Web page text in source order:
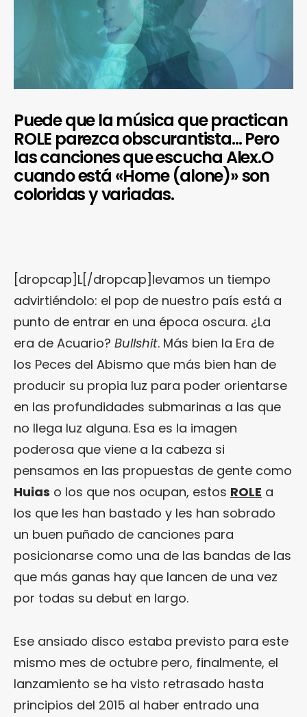
Puede que la música que practican
ROLE parezca obscurantista… Pero
las canciones que escucha Alex.O
cuando está «Home (alone)» son
coloridas y variadas.
[dropcap]L[/dropcap]levamos un tiempo
advirtiéndolo: el pop de nuestro país está a
punto de entrar en una época oscura. ¿La
era de Acuario? Bullshit. Más bien la Era de
los Peces del Abismo que más bien han de
producir su propia luz para poder orientarse
en las profundidades submarinas a las que
no llega luz alguna. Esa es la imagen
poderosa que viene a la cabeza si
pensamos en las propuestas de gente como
Huias o los que nos ocupan, estos ROLE a
los que les han bastado y les han sobrado
un buen puñado de canciones para
posicionarse como una de las bandas de las
que más ganas hay que lancen de una vez
por todas su debut en largo.
Ese ansiado disco estaba previsto para este
mismo mes de octubre pero, finalmente, el
lanzamiento se ha visto retrasado hasta
principios del 2015 al haber entrado una